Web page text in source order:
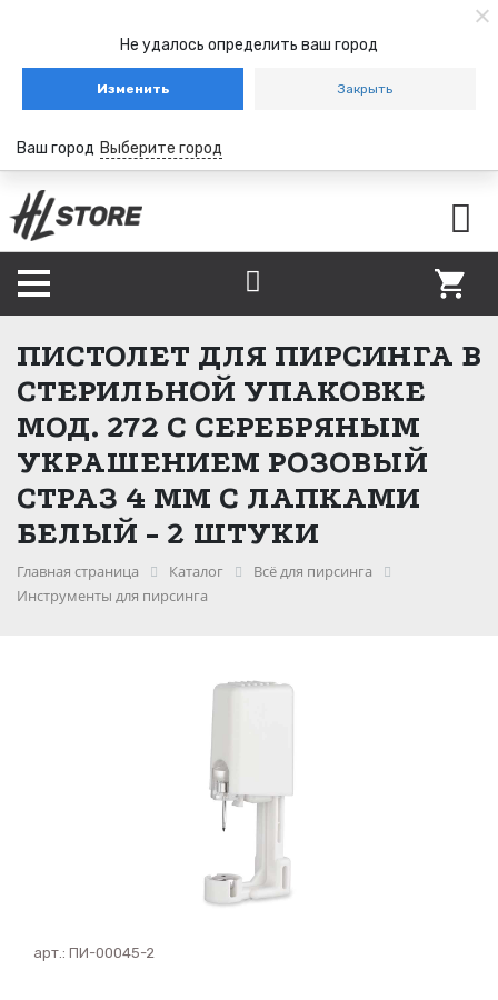
Не удалось определить ваш город
Изменить Закрыть
Ваш город Выберите город
ПИСТОЛЕТ ДЛЯ ПИРСИНГА В
СТЕРИЛЬНОЙ УПАКОВКЕ
МОД. 272 С СЕРЕБРЯНЫМ
УКРАШЕНИЕМ РОЗОВЫЙ
СТРАЗ 4 ММ С ЛАПКАМИ
БЕЛЫЙ - 2 ШТУКИ
Главная страница Каталог
Всё для пирсинга
Инструменты для пирсинга
арт.: ПИ-00045-2